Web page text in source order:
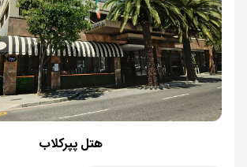
هتل پپرکلاب